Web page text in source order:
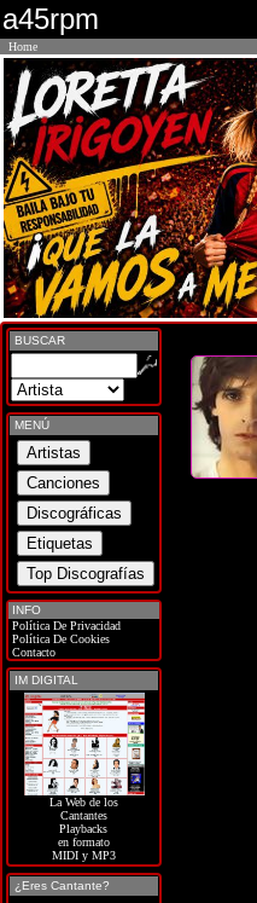
a45rpm
Home
BUSCAR
MENÚ
INFO
Política De Privacidad
Política De Cookies
Contacto
IM DIGITAL
La Web de los
Cantantes
Playbacks
en formato
MIDI y MP3
¿Eres Cantante?